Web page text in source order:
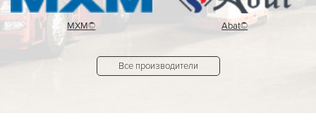
MXM© Abat©
Все производители